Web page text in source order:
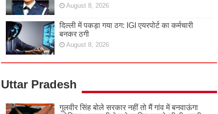
August 8, 2026
दिल्ली में पकड़ा गया ठग: IGI एयरपोर्ट का कर्मचारी
बनकर ठगी
August 8, 2026
Uttar Pradesh
गुलवीर सिंह बोले सरकार नहीं तो मैं गांव में बनवाऊंगा